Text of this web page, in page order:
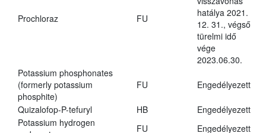
Prochloraz FU
hatálya 2021.
12. 31., végső
türelmi idő
vége
2023.06.30.
Potassium phosphonates
(formerly potassium
phosphite)
FU Engedélyezett
Quizalofop-P-tefuryl HB
Engedélyezett
Potassium hydrogen
FU Engedélyezett